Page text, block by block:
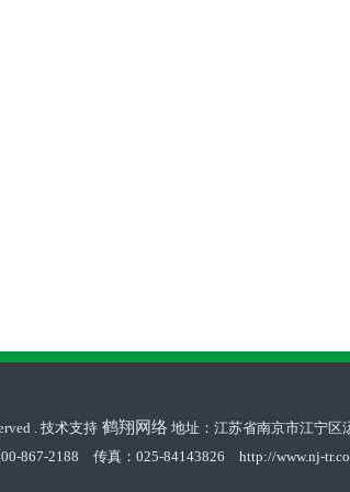
. 技术支持 鹤翔网络 地址：江苏省南京市江宁区
867-2188 传真：025-84143826 http://www.nj-